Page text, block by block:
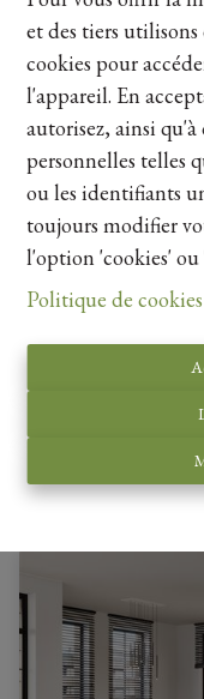
et des tiers utilisons
cookies pour
l'appareil. En
autorisez, ainsi qu'à
personnelles telles
ou les identifiants
toujours modifier
l'option 'cookies' ou
Politique de cookies
Woning
3500 Hasselt|Ref:
3 2 335